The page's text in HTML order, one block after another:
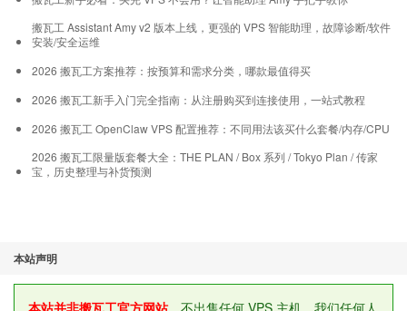
搬瓦工 Assistant Amy v2 版本上线，更强的 VPS 智能助理，故障诊断/软件
安装/安全运维
2026 搬瓦工方案推荐：按预算和需求分类，哪款最值得买
2026 搬瓦工新手入门完全指南：从注册购买到连接使用，一站式教程
2026 搬瓦工 OpenClaw VPS 配置推荐：不同用法该买什么套餐/内存/CPU
2026 搬瓦工限量版套餐大全：THE PLAN / Box 系列 / Tokyo Plan / 传家
宝，历史整理与补货预测
本站声明
本站并非搬瓦工官方网站，不出售任何 VPS 主机。我们任何人